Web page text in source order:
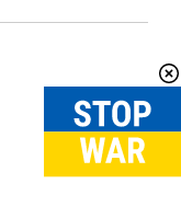
Вгору↑